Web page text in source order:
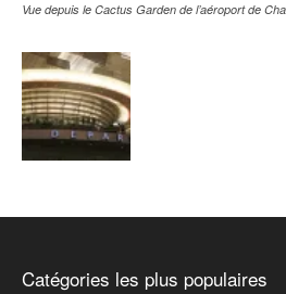
Vue depuis le Cactus Garden de l’aéroport de
Catégories les plus populaires